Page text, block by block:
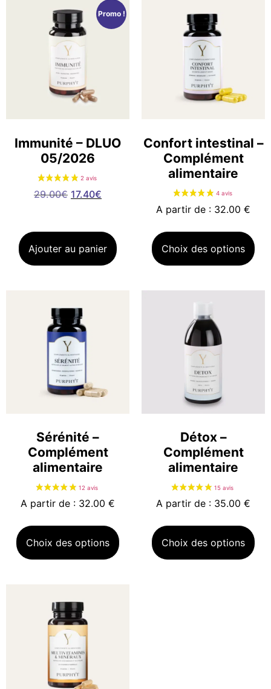
25 avis
Promo !
Immunité – DLUO
05/2026
29.00€ 17.40€
Ajouter au panier
Confort intestinal –
Complément
alimentaire
A partir de : 32.00 €
Choix des options
Sérénité –
Complément
alimentaire
A partir de : 32.00 €
Choix des options
Détox –
Complément
alimentaire
A partir de : 35.00 €
Choix des options